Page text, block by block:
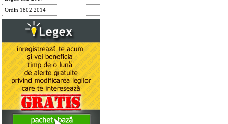
Ordin 1802 2014